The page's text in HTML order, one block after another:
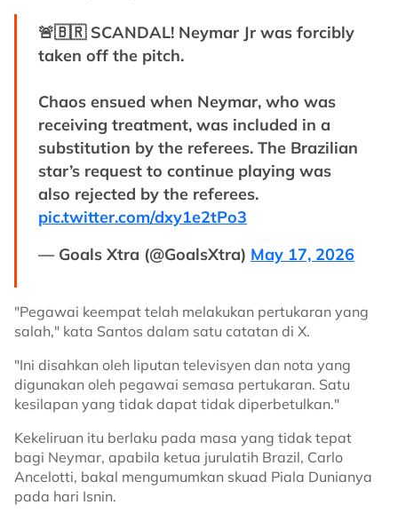
🚨🇧🇷 SCANDAL! Neymar Jr was forcibly
taken off the pitch.
Chaos ensued when Neymar, who was
receiving treatment, was included in a
substitution by the referees. The Brazilian
star’s request to continue playing was
also rejected by the referees.
pic.twitter.com/dxy1e2tPo3
— Goals Xtra (@GoalsXtra) May 17, 2026
"Pegawai keempat telah melakukan pertukaran yang
salah," kata Santos dalam satu catatan di X.
"Ini disahkan oleh liputan televisyen dan nota yang
digunakan oleh pegawai semasa pertukaran. Satu
kesilapan yang tidak dapat tidak diperbetulkan."
Kekeliruan itu berlaku pada masa yang tidak tepat
bagi Neymar, apabila ketua jurulatih Brazil, Carlo
Ancelotti, bakal mengumumkan skuad Piala Dunianya
pada hari Isnin.